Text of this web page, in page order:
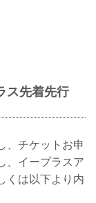
ス先着先行
、チケットお申
、イープラスア
くは以下より内